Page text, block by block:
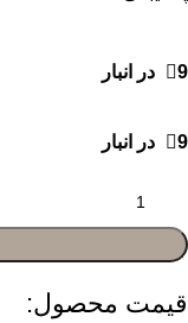
9 در انبار
9 در انبار
قیمت محصول:​